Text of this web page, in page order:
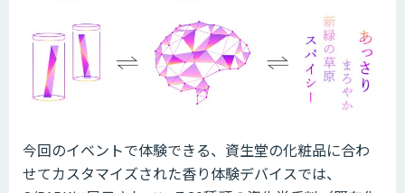
今回のイベントで体験できる、資生堂の化粧品に合わ
せてカスタマイズされた香り体験デバイスでは、